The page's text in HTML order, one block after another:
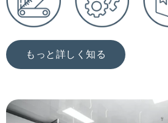
もっと詳しく知る